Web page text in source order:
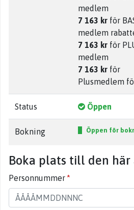
medlem
7 163 kr för
medlem
7 163 kr för
medlem
7 163 kr för
Plusmedlem
Status Öppen
Bokning Öppen för
Boka plats till den
Personnummer